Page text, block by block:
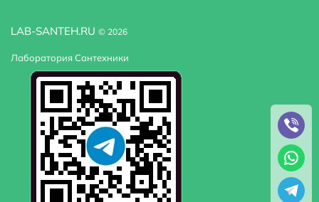
LAB-SANTEH.RU © 2026
Лаборатория Сантехники